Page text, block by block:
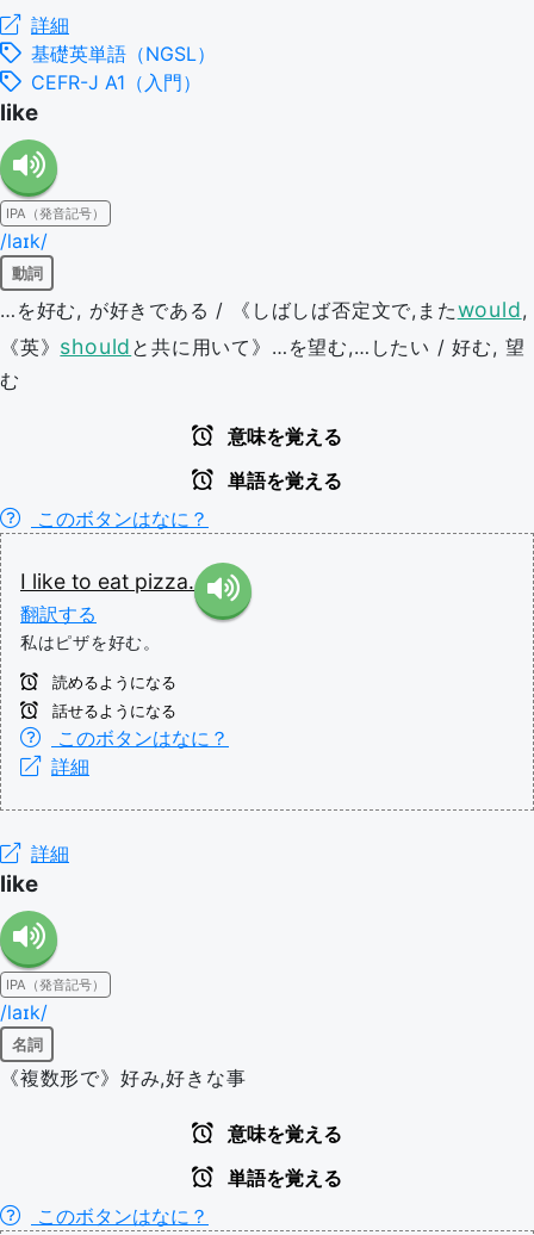
詳細
基礎英単語（NGSL）
CEFR-J A1（入門）
like
IPA（発音記号）
/laɪk/
動詞
…を好む, が好きである / 《しばしば否定文で,またwould,
《英》 should と共に用いて》…を望む,…したい / 好む, 望
む
意味を覚える
単語を覚える
このボタンはなに？
I like to eat pizza.
翻訳する
私はピザを好む。
読めるようになる
話せるようになる
このボタンはなに？
詳細
詳細
like
IPA（発音記号）
/laɪk/
名詞
《複数形で》好み,好きな事
意味を覚える
単語を覚える
このボタンはなに？